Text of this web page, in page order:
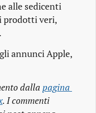
alle sedicenti
prodotti veri,
annunci Apple,
dalla pagina
. I commenti